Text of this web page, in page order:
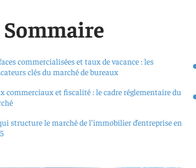
Sommaire
commercialisées et taux de vacance : les
clés du marché de bureaux
commerciaux et fiscalité : le cadre réglementaire du
structure le marché de l’immobilier d’entreprise en